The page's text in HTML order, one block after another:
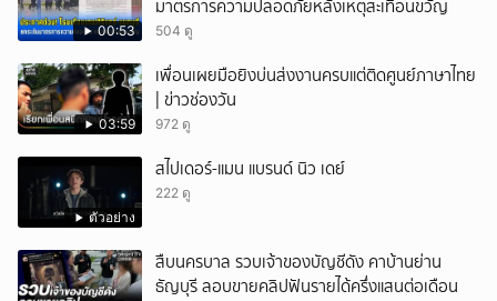
00:53
มาตรการความปลอดภัยหลังเหตุสะเทือนขวัญ
504 ดู
03:59
เพื่อนเผยมือยิงบ่นส่งงานครบแต่ติดศูนย์ภาษาไทย
| ข่าวช่องวัน
972 ดู
ตัวอย่าง
สไปเดอร์-แมน แบรนด์ นิว เดย์
222 ดู
สืบนครบาล รวบเจ้าของบัญชีดัง คาบ้านย่าน
ธัญบุรี ลอบขายคลิปฟันรายได้ครึ่งแสนต่อเดือน
ยกเลิก